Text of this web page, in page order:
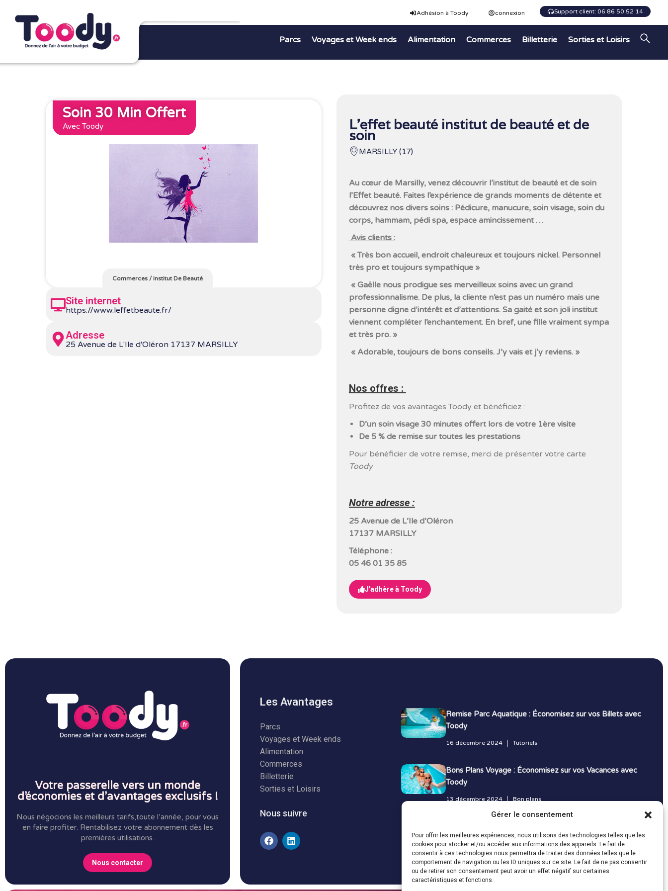
Gérer le consentement
Pour offrir les meilleures expériences, nous utilisons des technologies telles que les
cookies pour stocker et/ou accéder aux informations des appareils. Le fait de
consentir à ces technologies nous permettra de traiter des données telles que le
comportement de navigation ou les ID uniques sur ce site. Le fait de ne pas consentir
ou de retirer son consentement peut avoir un effet négatif sur certaines
caractéristiques et fonctions.
Adhésion à Toody connexion Support client: 06 86 50 52 14
Parcs Voyages et Week ends Alimentation Commerces Billetterie Sorties et Loisirs
Soin 30 Min Offert
Avec Toody
Commerces/Institut De Beauté
Site internet
https://www.leffetbeaute.fr/
Adresse
25 Avenue de L'Ile d'Oléron 17137 MARSILLY
L’effet beauté institut de beauté et de
soin
MARSILLY (17)
Au cœur de Marsilly, venez découvrir l’institut de beauté et de soin
l’Effet beauté. Faites l’expérience de grands moments de détente et
découvrez nos divers soins : Pédicure, manucure, soin visage, soin du
corps, hammam, pédi spa, espace amincissement …
Avis clients :
« Très bon accueil, endroit chaleureux et toujours nickel. Personnel
très pro et toujours sympathique »
« Gaëlle nous prodigue ses merveilleux soins avec un grand
professionnalisme. De plus, la cliente n’est pas un numéro mais une
personne digne d’intérêt et d’attentions. Sa gaité et son joli institut
viennent compléter l’enchantement. En bref, une fille vraiment sympa
et très pro. »
« Adorable, toujours de bons conseils. J’y vais et j’y reviens. »
Nos offres :
Profitez de vos avantages Toody et bénéficiez :
D’un soin visage 30 minutes offert lors de votre 1ère visite
De 5 % de remise sur toutes les prestations
Pour bénéficier de votre remise, merci de présenter votre carte
Toody
Notre adresse :
25 Avenue de L’Ile d’Oléron
17137 MARSILLY
Téléphone :
05 46 01 35 85
J'adhère à Toody
Votre passerelle vers un monde
d’économies et d’avantages exclusifs !
Nous négocions les meilleurs tarifs,toute l’année, pour vous
en faire profiter. Rentabilisez votre abonnement dès les
premières utilisations.
Nous contacter
Les Avantages
Parcs
Voyages et Week ends
Alimentation
Commerces
Billetterie
Sorties et Loisirs
Nous suivre
Remise Parc Aquatique : Économisez sur vos Billets avec
Toody
16 décembre 2024 Tutoriels
Bons Plans Voyage : Économisez sur vos Vacances avec
Toody
13 décembre 2024 Bon plans